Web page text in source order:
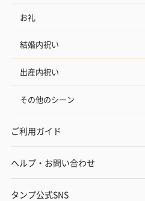
お礼
結婚内祝い
出産内祝い
その他のシーン
ご利用ガイド
ヘルプ・お問い合わせ
タンプ公式SNS